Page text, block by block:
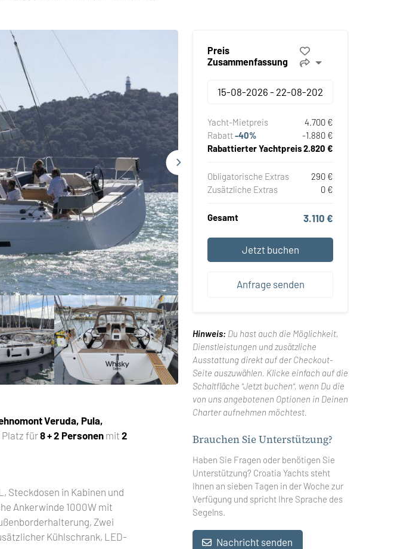
Veruda, Pula,
Platz für8 + 2 Personen mit2
Steckdosen in Kabinen und
Ankerwinde 1000W mit
Zwei
Kühlschrank, LED-
Preis
Zusammenfassung
Yacht-Mietpreis
4.700 €
Rabatt-40%
-1.880 €
Rabattierter Yachtpreis2.820 €
Obligatorische Extras
290 €
Zusätzliche Extras
0 €
Gesamt 3.110 €
Jetzt buchen
Anfrage senden
Hinweis: Du hast auch die Möglichkeit,
Dienstleistungen und zusätzliche
Ausstattung direkt auf der Checkout-
Seite auszuwählen. Klicke einfach auf die
Schaltfläche "Jetzt buchen", wenn Du die
von uns angebotenen Optionen in Deinen
Charter aufnehmen möchtest.
Brauchen Sie Unterstützung?
Haben Sie Fragen oder benötigen Sie
Unterstützung? Croatia Yachts steht
Ihnen an sieben Tagen in der Woche zur
Verfügung und spricht Ihre Sprache des
Segelns.
Nachricht senden